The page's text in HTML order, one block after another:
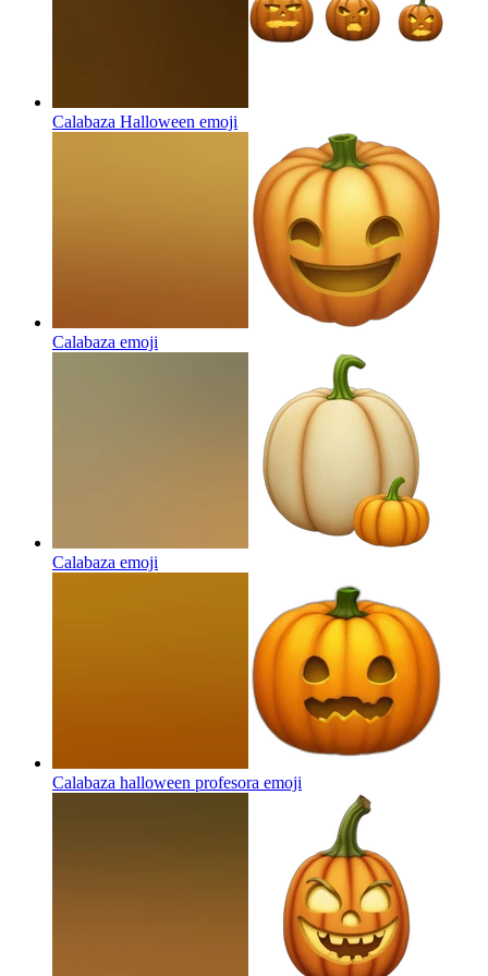
Calabaza Halloween emoji
Calabaza emoji
Calabaza emoji
Calabaza halloween profesora emoji